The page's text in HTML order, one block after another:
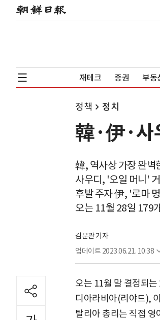
재테크 증권 부동
정책 정치
韓·伊·사
韓, 역사상 가장 완벽
사우디, '오일 머니'
후발 주자 伊, '로마
오는 11월 28일 179
김문관 기자
업데이트 2023.06.21. 10:38
오는 11월 말 결정되
디아라비아(리야드),
탈리아 총리는 직접